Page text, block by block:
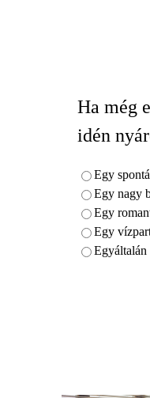
Ha még
idén
Egy
Egy nagy
Egy
Egy
Egyáltalán